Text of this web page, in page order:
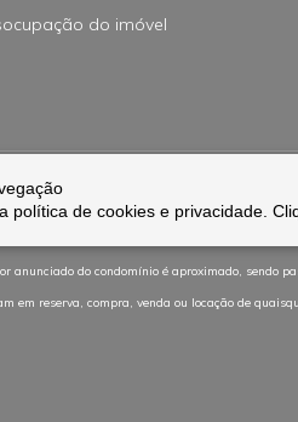
política de cookies e privacidade.
do imóvel
são meramente ilustrativos - não fazem
anunciado do condomínio é aproximado,
em reserva, compra, venda ou locação de